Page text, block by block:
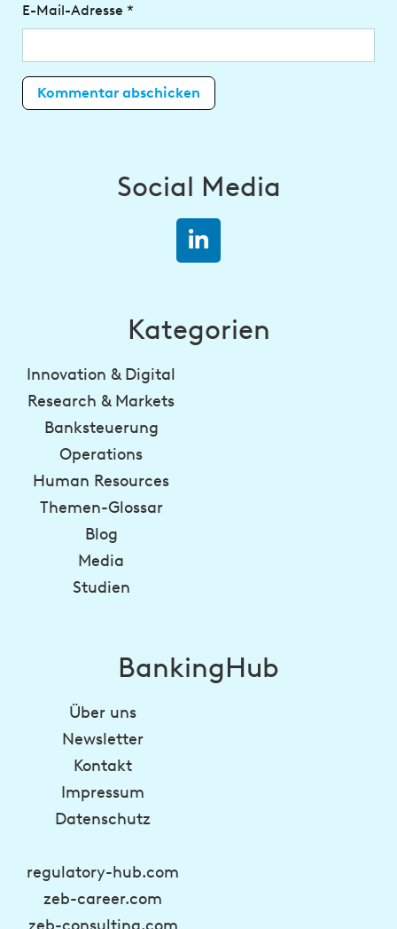
E-Mail-Adresse *
Social Media
Kategorien
Innovation & Digital
Research & Markets
Banksteuerung
Operations
Human Resources
Themen-Glossar
Blog
Media
Studien
BankingHub
Über uns
Newsletter
Kontakt
Impressum
Datenschutz
regulatory-hub.com
zeb-career.com